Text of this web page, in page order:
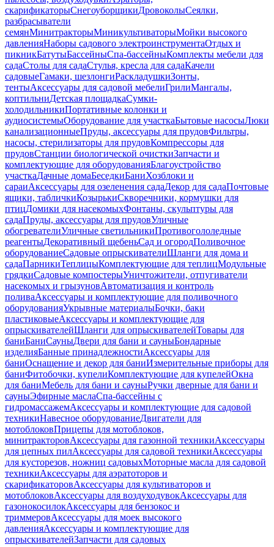
скарификаторыСнегоуборщикиДровоколыСеялки,
разбрасыватели
семянМинитракторыМиникультиваторыМойки высокого
давленияНаборы садового электроинструментаОтдых и
пикникБатутыБассейныСпа-бассейныКомплекты мебели для
садаСтолы для садаСтулья, кресла для садаКачели
садовыеГамаки, шезлонгиРаскладушкиЗонты,
тентыАксессуары для садовой мебелиГрилиМангалы,
коптильниДетская площадкаСумки-
холодильникиПортативные колонки и
аудиосистемыОборудование для участкаБытовые насосыЛюки
канализационныеПруды, аксессуары для прудовФильтры,
насосы, стерилизаторы для прудовКомпрессоры для
прудовСтанции биологической очисткиЗапчасти и
комплектующие для оборудованияБлагоустройство
участкаДачные домаБеседкиБаниХозблоки и
сараиАксессуары для озеленения садаДекор для садаПочтовые
ящики, табличкиКозырькиСкворечники, кормушки для
птицДомики для насекомыхФонтаны, скульптуры для
садаПруды, аксессуары для прудовУличные
обогревателиУличные светильникиПротивогололедные
реагентыДекоративный щебеньСад и огородПоливочное
оборудованиеСадовые опрыскивателиШланги для дома и
садаПарникиТеплицыКомплектующие для теплицМодульные
грядкиСадовые компостерыУничтожители, отпугиватели
насекомых и грызуновАвтоматизация и контроль
поливаАксессуары и комплектующие для поливочного
оборудованияУкрывные материалыБочки, баки
пластиковыеАксессуары и комплектующие для
опрыскивателейШланги для опрыскивателейТовары для
баниБаниСауныДвери для бани и сауныБондарные
изделияБанные принадлежностиАксессуары для
баниОснащение и декор для баниИзмерительные приборы для
баниФитобочки, купелиКомплектующие для купелейОкна
для баниМебель для бани и сауныРучки дверные для бани и
сауныЭфирные маслаСпа-бассейны с
гидромассажемАксессуары и комплектующие для садовой
техникиНавесное оборудованиеДвигатели для
мотоблоковПрицепы для мотоблоков,
минитракторовАксессуары для газонной техникиАксессуары
для цепных пилАксессуары для садовой техникиАксессуары
для кусторезов, ножниц садовыхМоторные масла для садовой
техникиАксессуары для аэратоторов и
скарификаторовАксессуары для культиваторов и
мотоблоковАксессуары для воздуходувокАксессуары для
газонокосилокАксессуары для бензокос и
триммеровАксессуары для моек высокого
давленияАксессуары и комплектующие для
опрыскивателейЗапчасти для садовых